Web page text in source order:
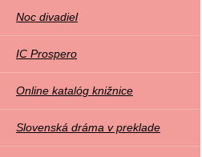
Noc divadiel
IC Prospero
Online katalóg knižnice
Slovenská dráma v preklade